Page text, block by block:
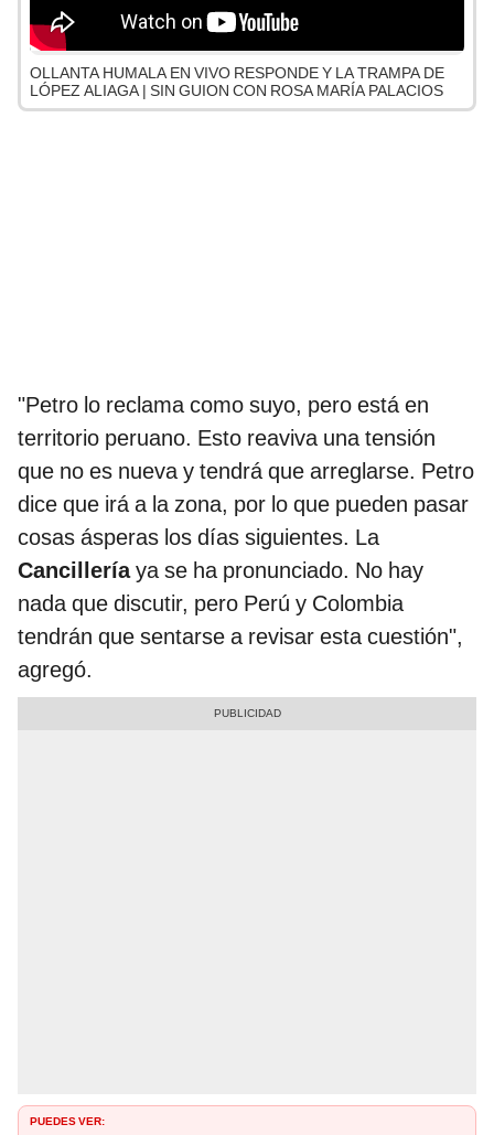
OLLANTA HUMALA EN VIVO RESPONDE Y LA TRAMPA DE
LÓPEZ ALIAGA | SIN GUION CON ROSA MARÍA PALACIOS
"Petro lo reclama como suyo, pero está en
territorio peruano. Esto reaviva una tensión
que no es nueva y tendrá que arreglarse. Petro
dice que irá a la zona, por lo que pueden pasar
cosas ásperas los días siguientes. La
Cancilleríaya se ha pronunciado. No hay
nada que discutir, pero Perú y Colombia
tendrán que sentarse a revisar esta cuestión",
agregó.
PUEDES VER: